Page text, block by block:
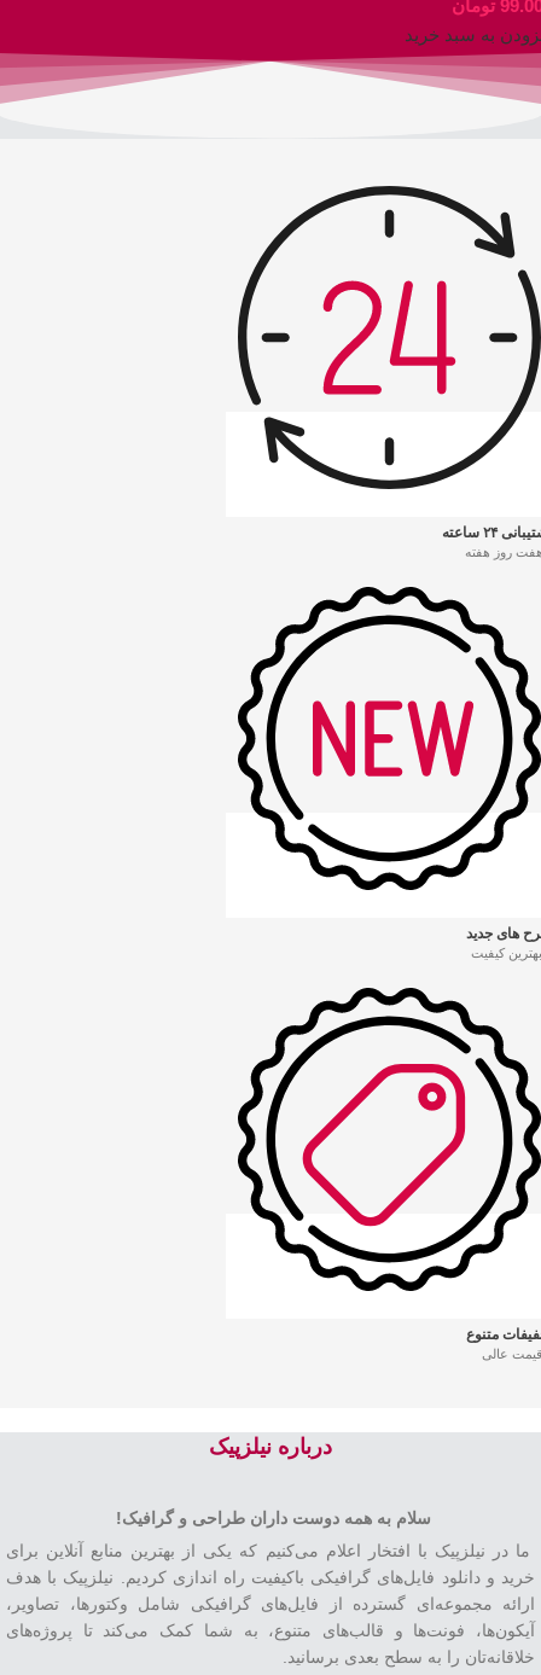
تومان
به سبد خرید
۲۴ ساعته
روز هفته
های جدید
بهترین کیفیت
متنوع
قیمت عالی
درباره نیلزپیک
سلام به همه دوست داران طراحی و گرافیک!
ما در نیلزپیک با افتخار اعلام می‌کنیم که یکی از بهترین منابع آنلاین برای
خرید و دانلود فایل‌های گرافیکی باکیفیت راه اندازی کردیم. نیلزپیک با هدف
ارائه مجموعه‌ای گسترده از فایل‌های گرافیکی شامل وکتورها، تصاویر،
آیکون‌ها، فونت‌ها و قالب‌های متنوع، به شما کمک می‌کند تا پروژه‌های
خلاقانه‌تان را به سطح بعدی برسانید.